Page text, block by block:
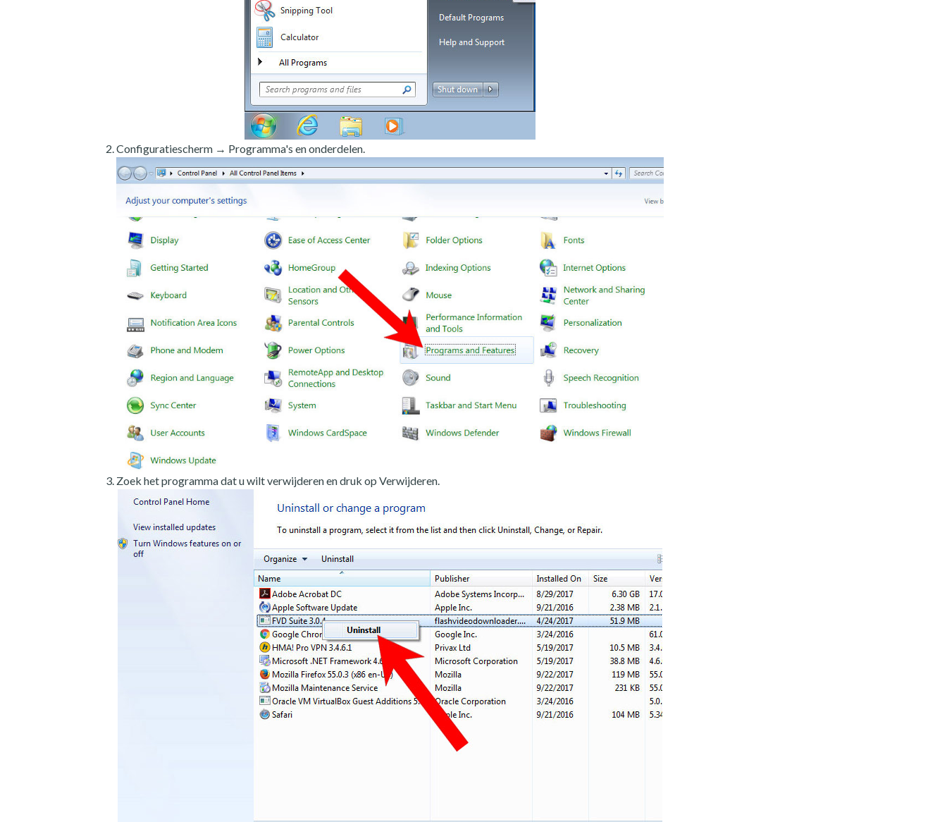
Configuratiescherm → Programma's en onderdelen.
Zoek het programma dat u wilt verwijderen en druk op Verwijderen.